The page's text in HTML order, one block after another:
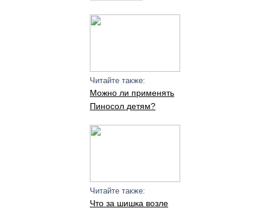
Читайте также:
Можно ли применять
Пиносол детям?
Читайте также:
Что за шишка возле